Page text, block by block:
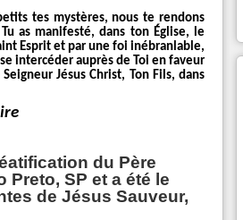
tes mystères, nous te rendons
as manifesté, dans ton Église, le
Esprit et par une foi inébranlable,
intercéder auprès de Toi en faveur
Jésus Christ, Ton Fils, dans
du Père
Preto, SP et a été le
de Jésus Sauveur,